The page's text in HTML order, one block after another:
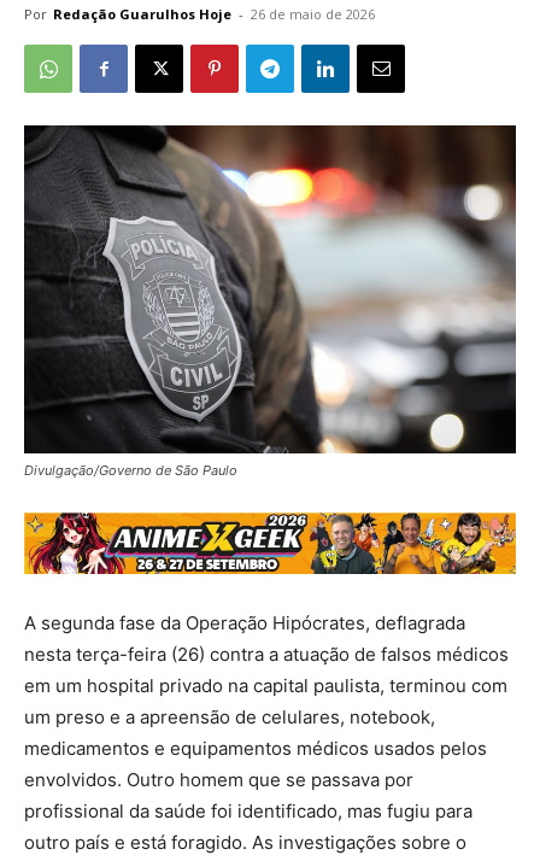
Por Redação Guarulhos Hoje - 26 de maio de 2026
Divulgação/Governo de São Paulo
A segunda fase da Operação Hipócrates, deflagrada
nesta terça-feira (26) contra a atuação de falsos médicos
em um hospital privado na capital paulista, terminou com
um preso e a apreensão de celulares, notebook,
medicamentos e equipamentos médicos usados pelos
envolvidos. Outro homem que se passava por
profissional da saúde foi identificado, mas fugiu para
outro país e está foragido. As investigações sobre o